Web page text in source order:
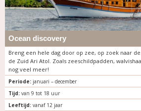
Ocean discovery
Breng een hele dag door op zee, op zoek naar
de Zuid Ari Atol. Zoals zeeschildpadden,
nog veel meer!
Periode:januari – december
Tijd:van 9 tot 18 uur
Leeftijd:vanaf 12 jaar